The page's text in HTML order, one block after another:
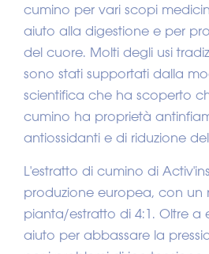
cumino per vari scopi
aiuto alla digestione e per
del cuore. Molti degli usi
sono stati supportati dalla
scientifica che ha scoperto
cumino ha proprietà
antiossidanti e di riduzione
L'estratto di cumino di
produzione europea, con un
pianta/estratto di 4:1. Oltre a
aiuto per abbassare la